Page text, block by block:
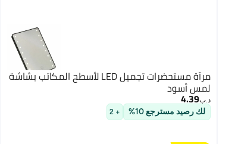
مرآة مستحضرات تجميل LED لأسطح المكاتب بشاشة
لمس أسود
د.ب‏4.39
لك رصيد مسترجع 10% + 2